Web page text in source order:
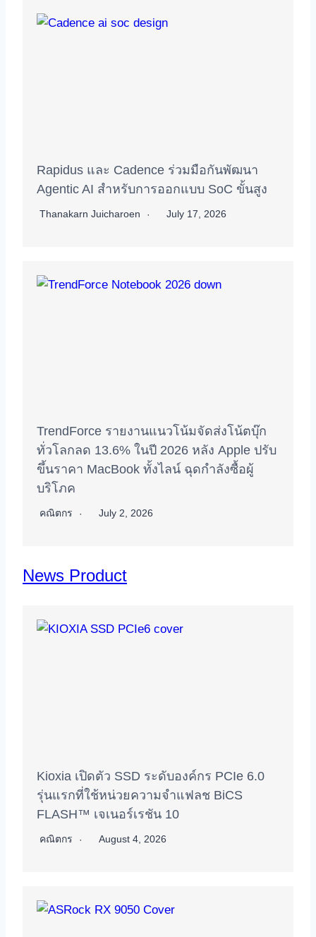
Rapidus และ Cadence ร่วมมือกันพัฒนา
Agentic AI สำหรับการออกแบบ SoC ขั้นสูง
Thanakarn Juicharoen July 17, 2026
TrendForce รายงานแนวโน้มจัดส่งโน้ตบุ๊ก
ทั่วโลกลด 13.6% ในปี 2026 หลัง Apple ปรับ
ขึ้นราคา MacBook ทั้งไลน์ ฉุดกำลังซื้อผู้
บริโภค
คณิตกร July 2, 2026
News Product
Kioxia เปิดตัว SSD ระดับองค์กร PCIe 6.0
รุ่นแรกที่ใช้หน่วยความจำแฟลช BiCS
FLASH™ เจเนอร์เรชัน 10
คณิตกร August 4, 2026